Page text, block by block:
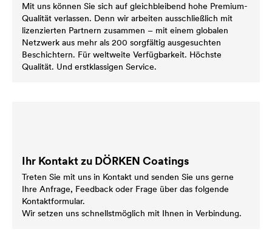
Mit uns können Sie sich auf gleichbleibend hohe Premium-
Qualität verlassen. Denn wir arbeiten ausschließlich mit
lizenzierten Partnern zusammen – mit einem globalen
Netzwerk aus mehr als 200 sorgfältig ausgesuchten
Beschichtern. Für weltweite Verfügbarkeit. Höchste
Qualität. Und erstklassigen Service.
Ihr Kontakt zu DÖRKEN Coatings
Treten Sie mit uns in Kontakt und senden Sie uns gerne
Ihre Anfrage, Feedback oder Frage über das folgende
Kontaktformular.
Wir setzen uns schnellstmöglich mit Ihnen in Verbindung.